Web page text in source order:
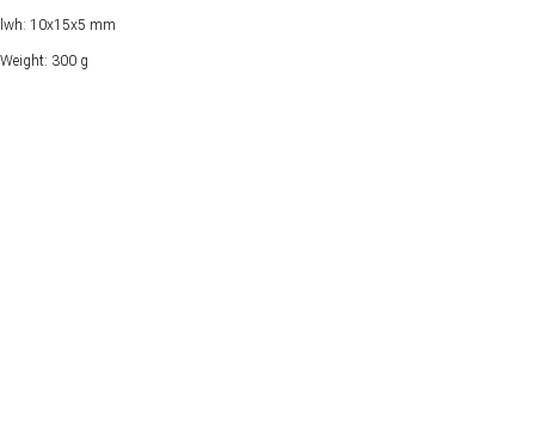
lwh: 10x15x5 mm
Weight: 300 g